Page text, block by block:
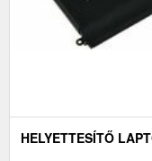
HELYETTESÍTŐ